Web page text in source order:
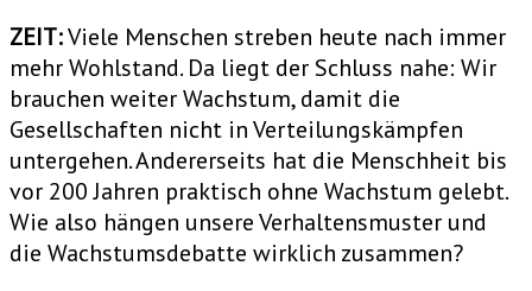
ZEIT:Viele Menschen streben heute nach immer
mehr Wohlstand. Da liegt der Schluss nahe: Wir
brauchen weiter Wachstum, damit die
Gesellschaften nicht in Verteilungskämpfen
untergehen. Andererseits hat die Menschheit bis
vor 200 Jahren praktisch ohne Wachstum gelebt.
Wie also hängen unsere Verhaltensmuster und
die Wachstumsdebatte wirklich zusammen?